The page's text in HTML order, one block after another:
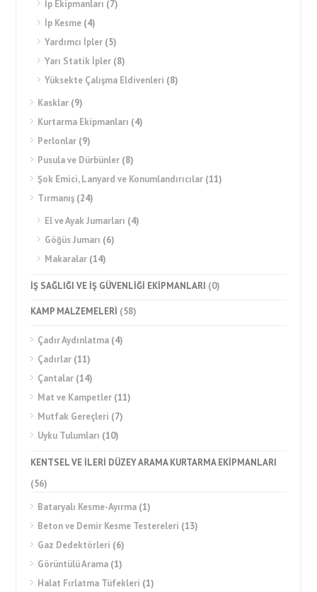
İp Ekipmanları (7)
İp Kesme (4)
Yardımcı İpler (5)
Yarı Statik İpler (8)
Yüksekte Çalışma Eldivenleri (8)
Kasklar (9)
Kurtarma Ekipmanları (4)
Perlonlar (9)
Pusula ve Dürbünler (8)
Şok Emici, Lanyard ve Konumlandırıcılar (11)
Tırmanış (24)
El ve Ayak Jumarları (4)
Göğüs Jumarı (6)
Makaralar (14)
İŞ SAĞLIĞI VE İŞ GÜVENLİĞİ EKİPMANLARI (0)
KAMP MALZEMELERİ (58)
Çadır Aydınlatma (4)
Çadırlar (11)
Çantalar (14)
Mat ve Kampetler (11)
Mutfak Gereçleri (7)
Uyku Tulumları (10)
KENTSEL VE İLERİ DÜZEY ARAMA KURTARMA EKİPMANLARI
(56)
Bataryalı Kesme-Ayırma (1)
Beton ve Demir Kesme Testereleri (13)
Gaz Dedektörleri (6)
Görüntülü Arama (1)
Halat Fırlatma Tüfekleri (1)